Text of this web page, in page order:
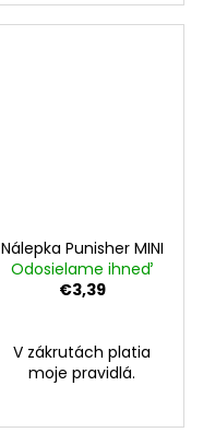
Nálepka Punisher MINI
Odosielame ihneď
€3,39
V zákrutách platia
moje pravidlá.